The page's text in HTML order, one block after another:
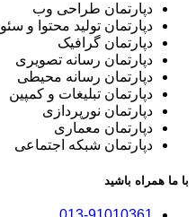
دپارتمان طراحی وب
دپارتمان تولید محتوا و سئو
دپارتمان گرافیک
دپارتمان رسانه تصویری
دپارتمان رسانه محیطی
دپارتمان تبلیغات و کمپین
دپارتمان نورپردازی
دپارتمان معماری
دپارتمان شبکه اجتماعی
با ما همراه باشید